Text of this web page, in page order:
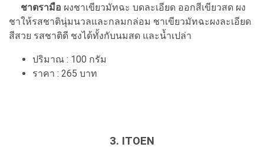
ชาตรามือ ผงชาเขียวมัทฉะ บดละเอียด ออกสีเขียวสด ผง
ชาให้รสชาตินุ่มนวลและกลมกล่อม ชาเขียวมัทฉะผงละเอียด
สีสวย รสชาติดี ชงได้ทั้งกับนมสด และน้ำเปล่า
ปริมาณ : 100 กรัม
ราคา : 265 บาท
3. ITOEN